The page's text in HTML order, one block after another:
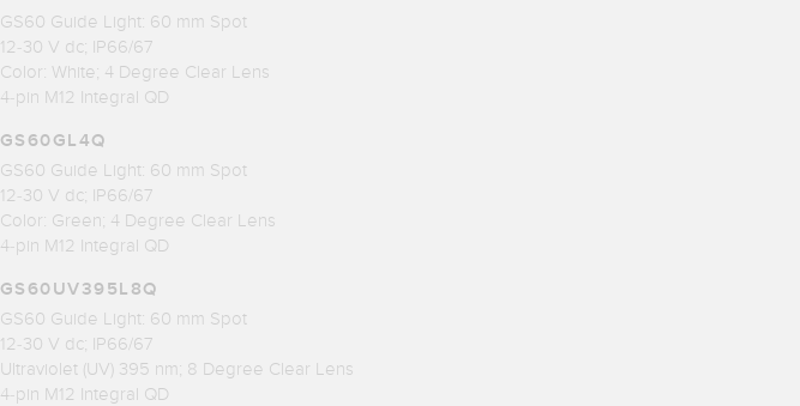
GS60 Guide Light: 60 mm Spot
12-30 V dc; IP66/67
Color: White; 4 Degree Clear Lens
4-pin M12 Integral QD
GS60GL4Q
GS60 Guide Light: 60 mm Spot
12-30 V dc; IP66/67
Color: Green; 4 Degree Clear Lens
4-pin M12 Integral QD
GS60UV395L8Q
GS60 Guide Light: 60 mm Spot
12-30 V dc; IP66/67
Ultraviolet (UV) 395 nm; 8 Degree Clear Lens
4-pin M12 Integral QD